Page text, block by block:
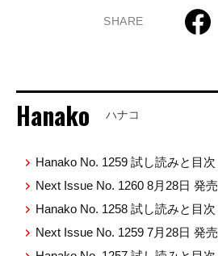
SHARE
Hanako ハナコ
Hanako No. 1259 試し読みと目次
Next Issue No. 1260 8月28日 発売
Hanako No. 1258 試し読みと目次
Next Issue No. 1259 7月28日 発売